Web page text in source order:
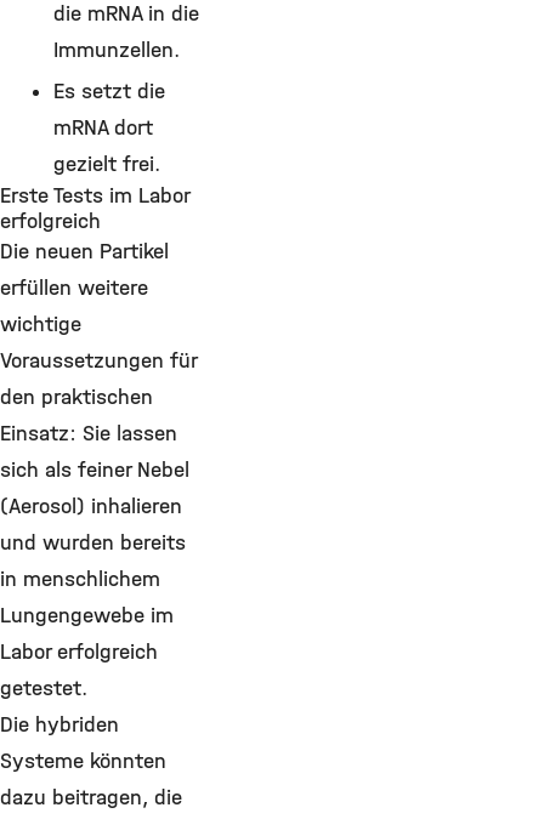
die mRNA in die
Immunzellen.
Es setzt die
mRNA dort
gezielt frei.
Erste Tests im Labor
erfolgreich
Die neuen Partikel
erfüllen weitere
wichtige
Voraussetzungen für
den praktischen
Einsatz: Sie lassen
sich als feiner Nebel
(Aerosol) inhalieren
und wurden bereits
in menschlichem
Lungengewebe im
Labor erfolgreich
getestet.
Die hybriden
Systeme könnten
dazu beitragen, die